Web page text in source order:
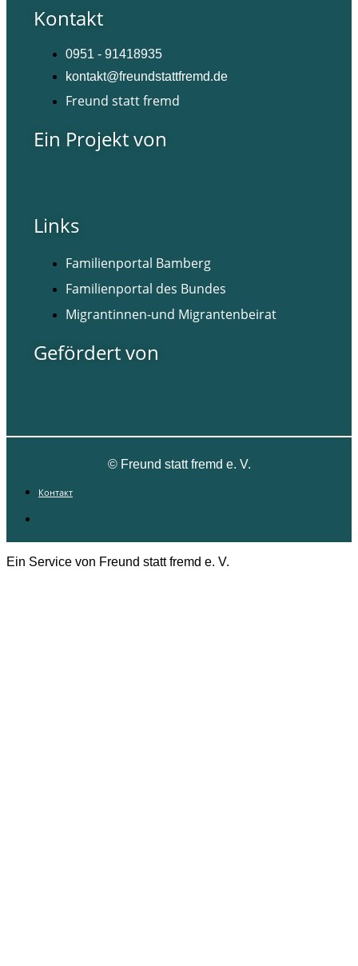
Kontakt
0951 - 91418935
kontakt@freundstattfremd.de
Freund statt fremd
Ein Projekt von
Links
Familienportal Bamberg
Familienportal des Bundes
Migrantinnen-und Migrantenbeirat
Gefördert von
©Freund statt fremd e. V.
Контакт
Ein Service von Freund statt fremd e. V.